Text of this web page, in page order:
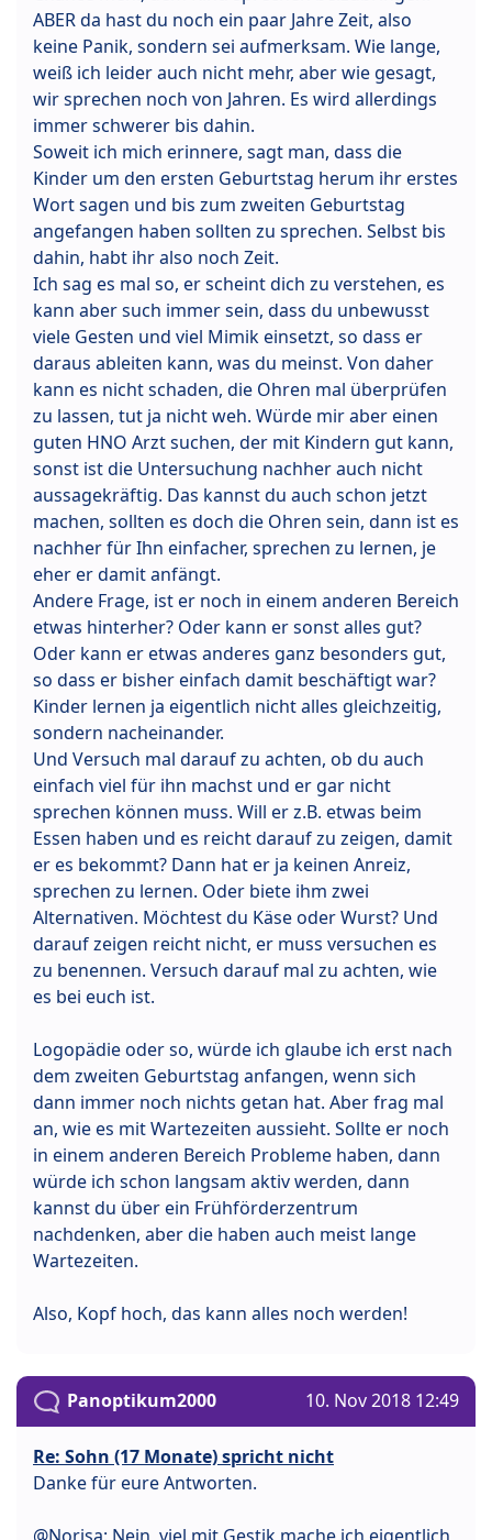
ABER da hast du noch ein paar Jahre Zeit, also
keine Panik, sondern sei aufmerksam. Wie lange,
weiß ich leider auch nicht mehr, aber wie gesagt,
wir sprechen noch von Jahren. Es wird allerdings
immer schwerer bis dahin.
Soweit ich mich erinnere, sagt man, dass die
Kinder um den ersten Geburtstag herum ihr erstes
Wort sagen und bis zum zweiten Geburtstag
angefangen haben sollten zu sprechen. Selbst bis
dahin, habt ihr also noch Zeit.
Ich sag es mal so, er scheint dich zu verstehen, es
kann aber such immer sein, dass du unbewusst
viele Gesten und viel Mimik einsetzt, so dass er
daraus ableiten kann, was du meinst. Von daher
kann es nicht schaden, die Ohren mal überprüfen
zu lassen, tut ja nicht weh. Würde mir aber einen
guten HNO Arzt suchen, der mit Kindern gut kann,
sonst ist die Untersuchung nachher auch nicht
aussagekräftig. Das kannst du auch schon jetzt
machen, sollten es doch die Ohren sein, dann ist es
nachher für Ihn einfacher, sprechen zu lernen, je
eher er damit anfängt.
Andere Frage, ist er noch in einem anderen Bereich
etwas hinterher? Oder kann er sonst alles gut?
Oder kann er etwas anderes ganz besonders gut,
so dass er bisher einfach damit beschäftigt war?
Kinder lernen ja eigentlich nicht alles gleichzeitig,
sondern nacheinander.
Und Versuch mal darauf zu achten, ob du auch
einfach viel für ihn machst und er gar nicht
sprechen können muss. Will er z.B. etwas beim
Essen haben und es reicht darauf zu zeigen, damit
er es bekommt? Dann hat er ja keinen Anreiz,
sprechen zu lernen. Oder biete ihm zwei
Alternativen. Möchtest du Käse oder Wurst? Und
darauf zeigen reicht nicht, er muss versuchen es
zu benennen. Versuch darauf mal zu achten, wie
es bei euch ist.
Logopädie oder so, würde ich glaube ich erst nach
dem zweiten Geburtstag anfangen, wenn sich
dann immer noch nichts getan hat. Aber frag mal
an, wie es mit Wartezeiten aussieht. Sollte er noch
in einem anderen Bereich Probleme haben, dann
würde ich schon langsam aktiv werden, dann
kannst du über ein Frühförderzentrum
nachdenken, aber die haben auch meist lange
Wartezeiten.
Also, Kopf hoch, das kann alles noch werden!
Panoptikum2000 10. Nov 2018 12:49
Re: Sohn (17 Monate) spricht nicht
Danke für eure Antworten.